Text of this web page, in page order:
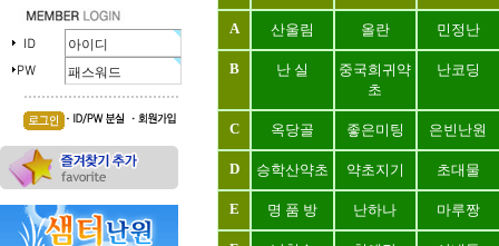
A 산울림 올란 민정난
B 난 실
중국희귀약
초
난코딩
C 옥당골 좋은미팅 은빈난원
D 승학산약초 약초지기 초대물
E 명 품 방 난하나 마루짱